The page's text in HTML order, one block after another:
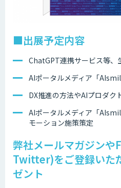
■出展予定内容
ChatGPT連携サービス等、
AIポータルメディア「
DX推進の方法やAIプロダク
AIポータルメディア「
モーション施策策定
弊社メールマガジンや
Twitter)をご登録いた
ゼント